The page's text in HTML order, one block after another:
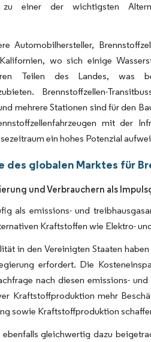
zu einer der wichtigsten
Automobilhersteller,
wo sich einige
Teilen des Landes, was
Brennstoffzellen-
mehrere Stationen sind für den
mit der
ein hohes Potenzial
des globalen Marktes für
und Verbrauchern als
als emissions- und
Kraftstoffen wie Elektro-
in den Vereinigten Staaten
erfordert. Die
nach diesen emissions-
Kraftstoffproduktion mehr
sowie Kraftstoffproduktion
gleichwertig dazu